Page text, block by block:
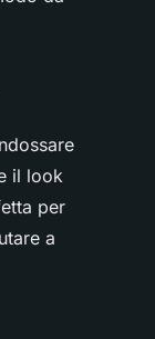
il look
per
a